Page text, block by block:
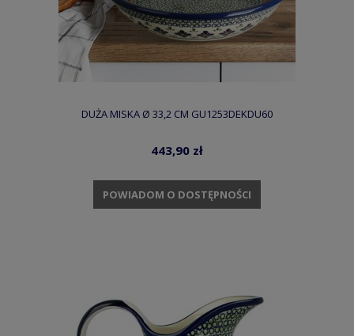
DUŻA MISKA Ø 33,2 CM GU1253DEKDU60
443,90 zł
POWIADOM O DOSTĘPNOŚCI